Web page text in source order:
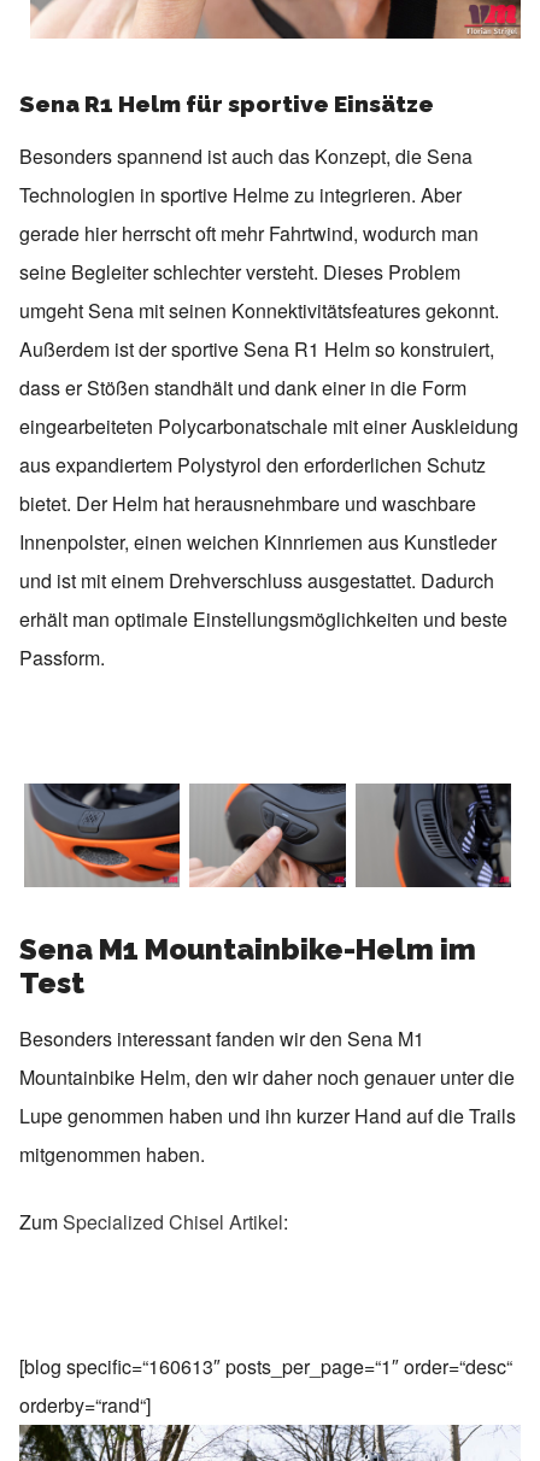
Sena R1 Helm für sportive Einsätze
Besonders spannend ist auch das Konzept, die Sena
Technologien in sportive Helme zu integrieren. Aber
gerade hier herrscht oft mehr Fahrtwind, wodurch man
seine Begleiter schlechter versteht. Dieses Problem
umgeht Sena mit seinen Konnektivitätsfeatures gekonnt.
Außerdem ist der sportive Sena R1 Helm so konstruiert,
dass er Stößen standhält und dank einer in die Form
eingearbeiteten Polycarbonatschale mit einer Auskleidung
aus expandiertem Polystyrol den erforderlichen Schutz
bietet. Der Helm hat herausnehmbare und waschbare
Innenpolster, einen weichen Kinnriemen aus Kunstleder
und ist mit einem Drehverschluss ausgestattet. Dadurch
erhält man optimale Einstellungsmöglichkeiten und beste
Passform.
Sena M1 Mountainbike-Helm im
Test
Besonders interessant fanden wir den Sena M1
Mountainbike Helm, den wir daher noch genauer unter die
Lupe genommen haben und ihn kurzer Hand auf die Trails
mitgenommen haben.
ZumSpecialized Chisel Artikel:
[blog specific=“160613″ posts_per_page=“1″ order=“desc“
orderby=“rand“]